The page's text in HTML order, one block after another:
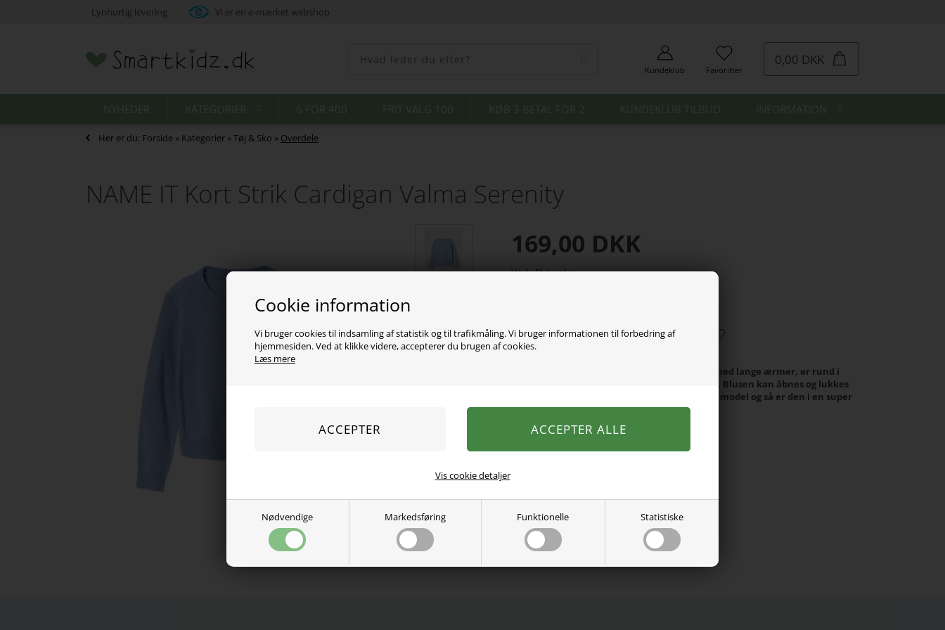
Cookie information
Vi bruger cookies til indsamling af statistik og til trafikmåling. Vi bruger informationen til forbedring af
hjemmesiden. Ved at klikke videre, accepterer du brugen af cookies.
Læs mere
Nødvendige Markedsføring Funktionelle Statistiske
Vis cookie detaljer
Lynhurtig levering Vi er en e-mærket webshop
Kundeklub Favoritter
0,00 DKK
NYHEDER KATEGORIER 6 FOR 400 FRIT VALG 100 KØB 3 BETAL FOR 2 KUNDEKLUB TILBUD INFORMATION
Her er du: Forside » Kategorier »Tøj & Sko » Overdele
NAME IT Kort Strik Cardigan Valma Serenity
169,00 DKK
Vælg Størrelse
Super sød strik cardigan fra Name it. Den er med lange ærmer, er rund i
halsen og er lavet i en blød og lækker kvalitet. Blusen kan åbnes og lukkes
foran med knapper, den er lavet i en lidt kort model og så er den i en super
fin farve.
80% viskose, 20% nylon.
Varenummer:13227492-4766972